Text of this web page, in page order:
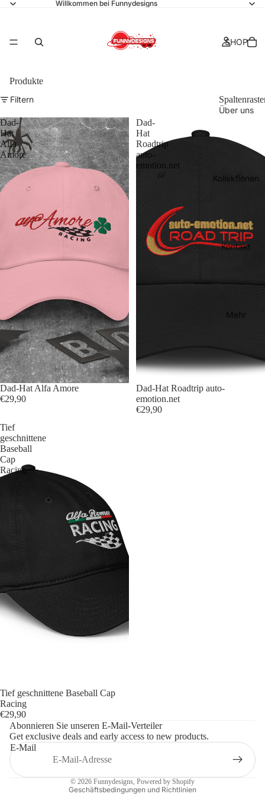
Willkommen bei Funnydesigns
SHOP
Über uns
Kollektionen
Kontakt
Mehr
Produkte
Filtern
Dad-
Hat
Alfa
Amore
Dad-Hat Alfa Amore
€29,90
Dad-
Hat
Roadtrip
auto-
emotion.net
Dad-Hat Roadtrip auto-
emotion.net
€29,90
Tief
geschnittene
Baseball
Cap
Racing
Tief geschnittene Baseball Cap
Racing
€29,90
Abonnieren Sie unseren E-Mail-Verteiler
Get exclusive deals and early access to new products.
E-Mail
© 2026 Funnydesigns, Powered by Shopify
Geschäftsbedingungen und Richtlinien
Datenschutzerklärung
Widerrufsrecht
AGB
Impressum